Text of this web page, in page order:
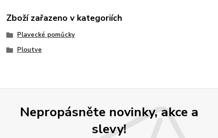
Zboží zařazeno v kategoriích
Plavecké pomůcky
Ploutve
Nepropásněte novinky, akce a
slevy!